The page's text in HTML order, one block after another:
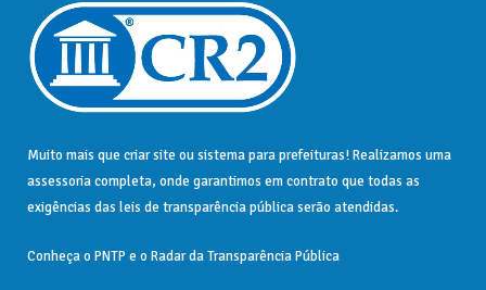
Muito mais que criar site ousistema para prefeituras! Realizamos uma
assessoriacompleta, onde garantimos em contrato que todas as
exigências das leis de transparência públicaserão atendidas.
Conheça o PNTP e o Radar da Transparência Pública